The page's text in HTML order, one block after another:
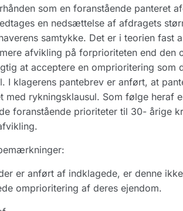
som en foranstående panteret
en nedsættelse af afdragets
samtykke. Det er i teorien fast
afvikling på forprioriteten end den
at acceptere en omprioritering
I klagerens pantebrev er anført, at
med rykningsklausul. Som følge heraf
foranstående prioriteter til 30- årige
er anført af indklagede, er denne
omprioritering af deres ejendom.